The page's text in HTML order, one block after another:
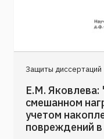
Защиты диссертаций
Е.М. Яковлева:
смешанном
учетом
повреждений в